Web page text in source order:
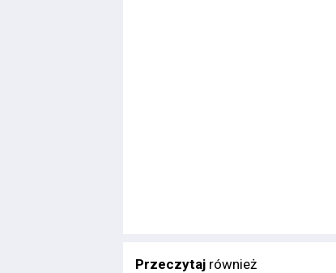
Przeczytaj również